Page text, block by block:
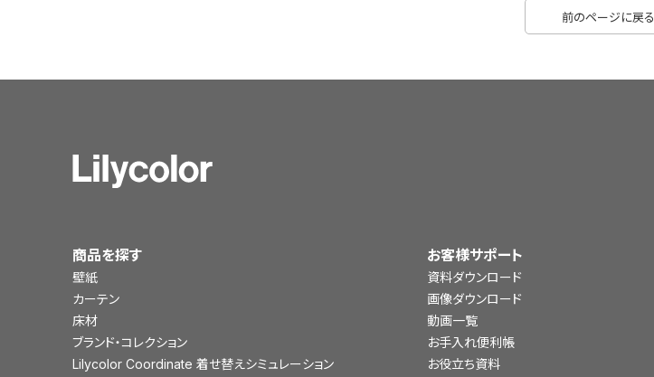
前のページに戻る
商品を探す
壁紙
カーテン
床材
ブランド・コレクション
Lilycolor Coordinate 着せ替えシミュレーション
お客様サポート
資料ダウンロード
画像ダウンロード
動画一覧
お手入れ便利帳
お役立ち資料